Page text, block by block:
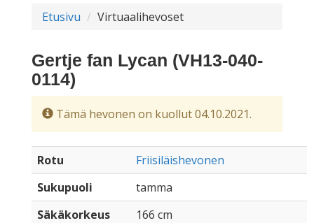
Etusivu Virtuaalihevoset
Gertje fan Lycan (VH13-040-
0114)
Tämä hevonen on kuollut 04.10.2021.
Rotu
Friisiläishevonen
Sukupuoli
tamma
Säkäkorkeus
166 cm